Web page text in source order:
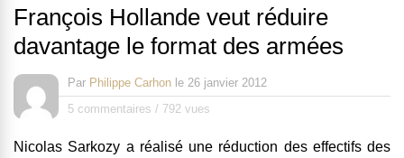
François Hollande veut réduire
davantage le format des armées
Par Philippe Carhon le 26 janvier 2012
5 commentaires / 792 vues
Nicolas Sarkozy a réalisé une réduction des effectifs des